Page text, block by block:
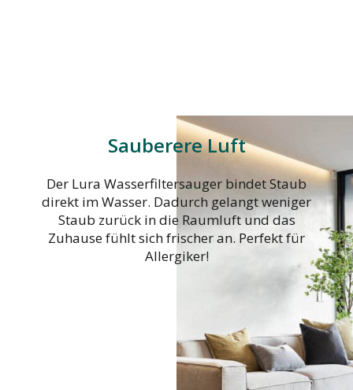
Sauberere Luft
Der Lura Wasserfiltersauger bindet Staub
direkt im Wasser. Dadurch gelangt weniger
Staub zurück in die Raumluft und das
Zuhause fühlt sich frischer an. Perfekt für
Allergiker!